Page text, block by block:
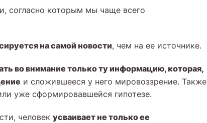
согласно которым мы чаще всего
на самой новости, чем на ее источнике.
во внимание только ту информацию, которая,
и сложившееся у него мировоззрение. Также
уже сформировавшейся гипотезе.
человек усваивает не только ее